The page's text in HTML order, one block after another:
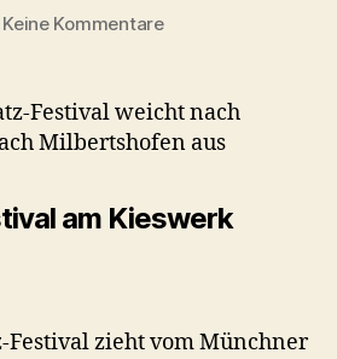
Keine Kommentarezu
Open-
am
Mächler
(12.–
Festival weicht nach
Milbertshofen aus
am Kieswerk
Festival zieht vom Münchner